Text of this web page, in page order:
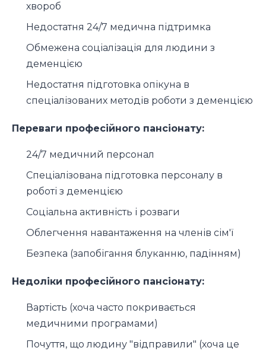
хвороб
Недостатня 24/7 медична підтримка
Обмежена соціалізація для людини з
деменцією
Недостатня підготовка опікуна в
спеціалізованих методів роботи з деменцією
Переваги професійного пансіонату:
24/7 медичний персонал
Спеціалізована підготовка персоналу в
роботі з деменцією
Соціальна активність і розваги
Облегчення навантаження на членів сім'ї
Безпека (запобігання блуканню, падінням)
Недоліки професійного пансіонату:
Вартість (хоча часто покривається
медичними програмами)
Почуття, що людину "відправили" (хоча це